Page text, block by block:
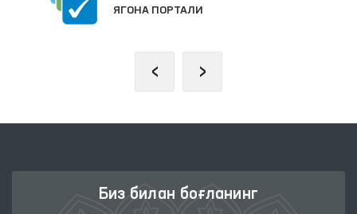
ЯГОНА ПОРТАЛИ
‹ ›
Биз билан боғланинг